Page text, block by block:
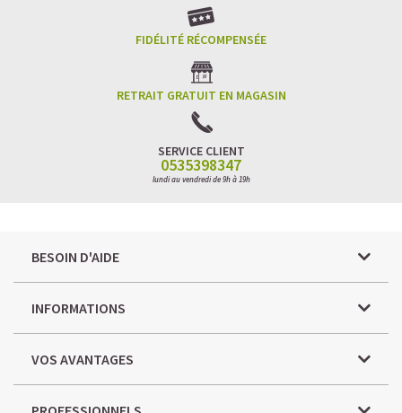
FIDÉLITÉ RÉCOMPENSÉE
RETRAIT GRATUIT EN MAGASIN
SERVICE CLIENT
0535398347
lundi au vendredi de 9h à 19h
BESOIN D'AIDE
INFORMATIONS
VOS AVANTAGES